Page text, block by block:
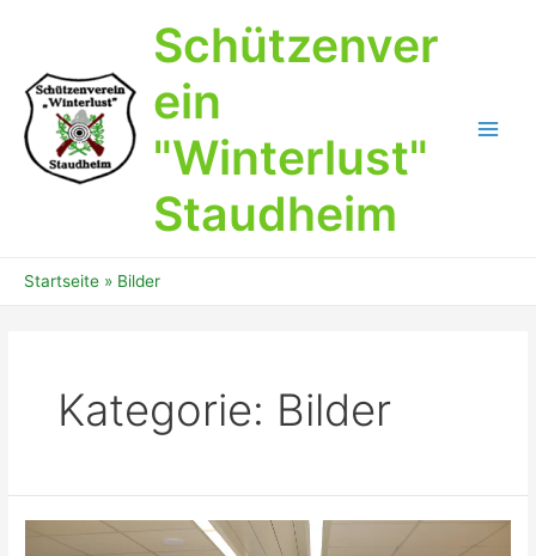
Schützenver
ein
"Winterlust"
Staudheim
Startseite Bilder
Kategorie: Bilder